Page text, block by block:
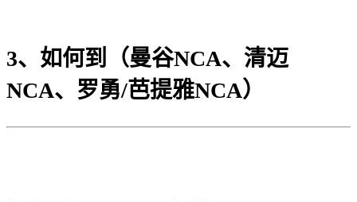
3、如何到（曼谷NCA、清迈
NCA、罗勇/芭提雅NCA）